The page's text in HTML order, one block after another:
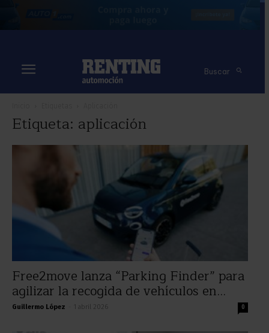
Buscar
Etiqueta: aplicación
Free2move lanza “Parking Finder” para
agilizar la recogida de vehículos en...
Guillermo López 1 abril 2026 0